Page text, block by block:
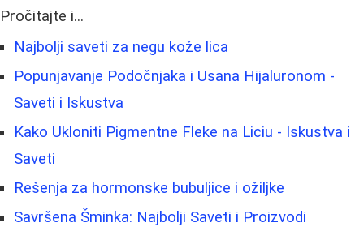
Pročitajte i...
Najbolji saveti za negu kože lica
Popunjavanje Podočnjaka i Usana Hijaluronom -
Saveti i Iskustva
Kako Ukloniti Pigmentne Fleke na Liciu - Iskustva i
Saveti
Rešenja za hormonske bubuljice i ožiljke
Savršena Šminka: Najbolji Saveti i Proizvodi